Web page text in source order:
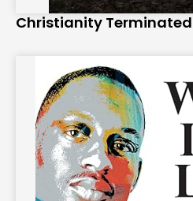
Christianity Terminated